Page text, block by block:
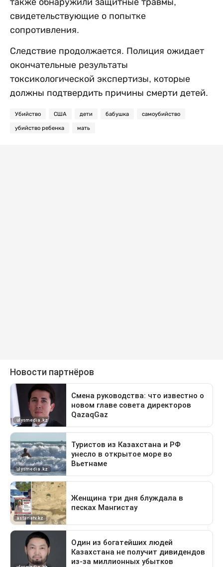
также обнаружили защитные травмы,
свидетельствующие о попытке
сопротивления.
Следствие продолжается. Полиция ожидает
окончательные результаты
токсикологической экспертизы, которые
должны подтвердить причины смерти детей.
Убийство США дети бабушка самоубийство
убийство ребенка мать